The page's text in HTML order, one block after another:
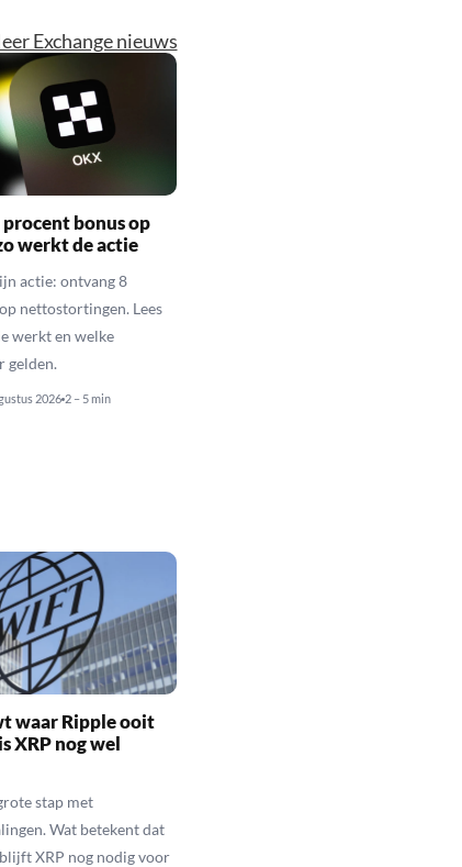
Exchange nieuws
bonus op
werkt de actie
actie: ontvang 8
nettostortingen. Lees
werkt en welke
gelden.
2026 2 – 5 min
waar Ripple ooit
XRP nog wel
stap met
Wat betekent dat
XRP nog nodig voor